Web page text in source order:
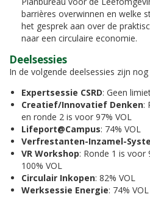
barrières overwinnen en welke
het gesprek aan over de
naar een circulaire economie.
Deelsessies
In de volgende deelsessies zijn
Expertsessie CSRD: Geen
Creatief/Innovatief Denken:
en ronde 2 is voor 97% VOL
Lifeport@Campus: 74% VOL
Verfrestanten-Inzamel-
VR Workshop: Ronde 1 is voor
100% VOL
Circulair Inkopen: 82% VOL
Werksessie Energie: 74% VOL